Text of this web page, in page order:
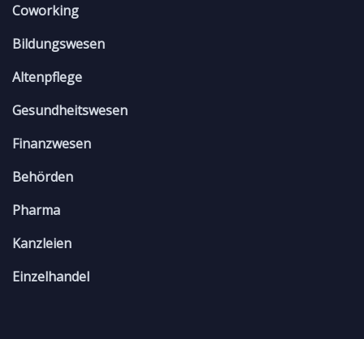
Coworking
Bildungswesen
Altenpflege
Gesundheitswesen
Finanzwesen
Behörden
Pharma
Kanzleien
Einzelhandel